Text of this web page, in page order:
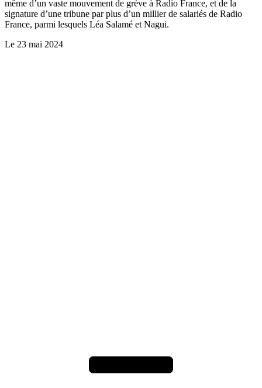
même d’un vaste mouvement de grève à Radio France, et de la
signature d’une tribune par plus d’un millier de salariés de Radio
France, parmi lesquels Léa Salamé et Nagui.
Le 23 mai 2024